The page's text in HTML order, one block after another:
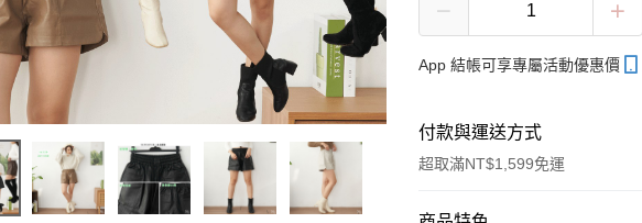
App 結帳可享專屬活動優惠價
付款與運送方式
超取滿NT$1,599免運